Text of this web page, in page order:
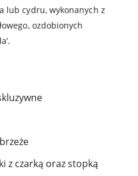
lub cydru, wykonanych z
ozdobionych
z czarką oraz stopką